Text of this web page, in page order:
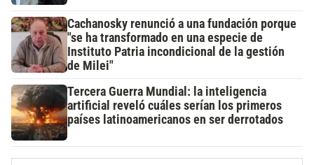
Cachanosky renunció a una fundación porque
"se ha transformado en una especie de
Instituto Patria incondicional de la gestión
de Milei"
Tercera Guerra Mundial: la inteligencia
artificial reveló cuáles serían los primeros
países latinoamericanos en ser derrotados